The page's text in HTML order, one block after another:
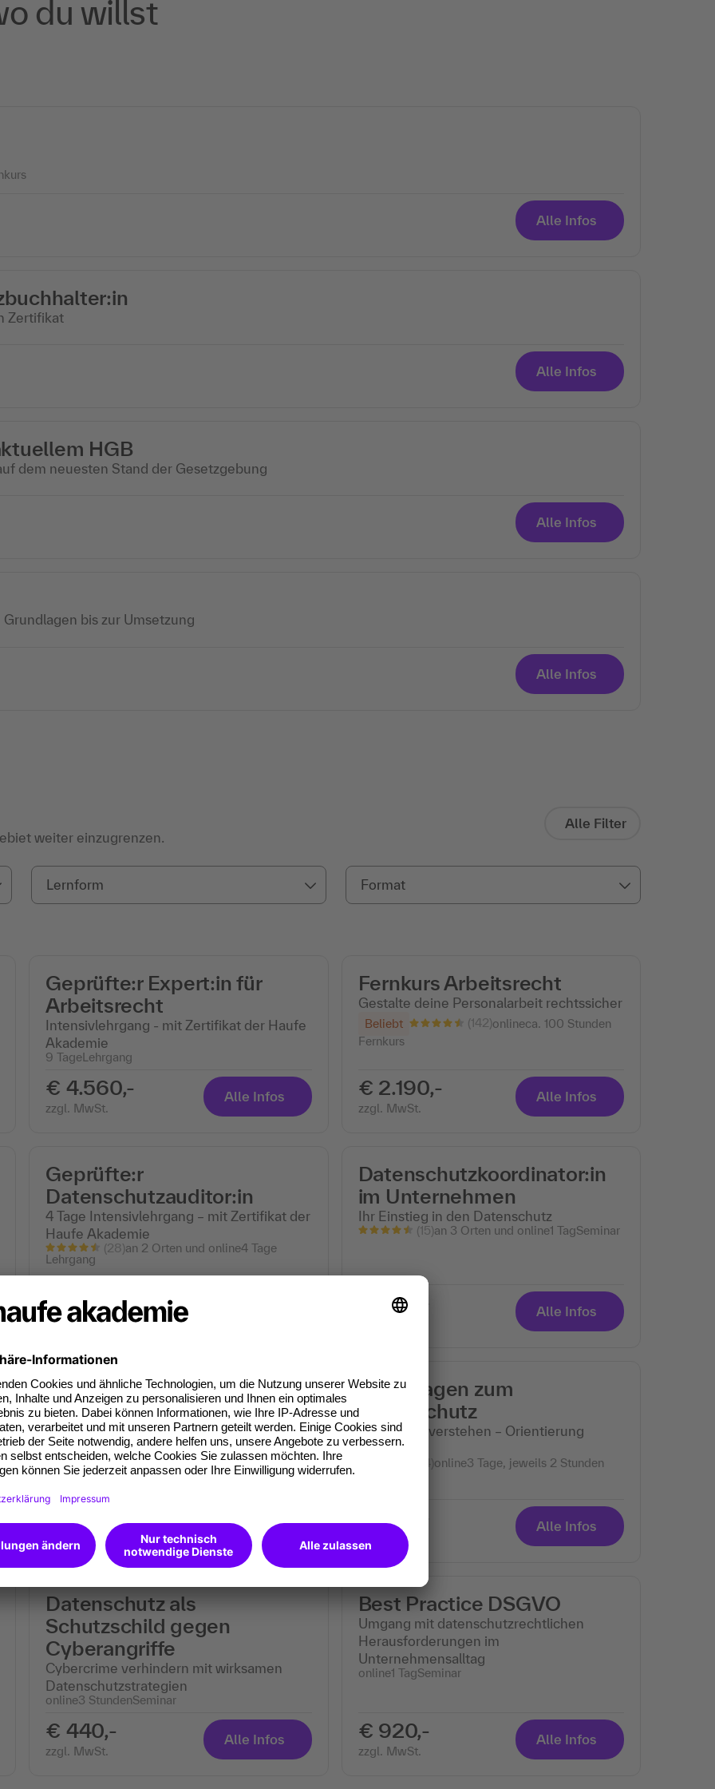
du willst
Alle Infos
Zertifikat
Alle Infos
HGB
dem neuesten Stand der Gesetzgebung
Alle Infos
bis zur Umsetzung
Alle Infos
weiter einzugrenzen.
Alle Filter
Lernform Format
Geprüfte:r Expert:in für
Arbeitsrecht
Intensivlehrgang - mit Zertifikat der Haufe
Akademie
9 TageLehrgang
€ 4.560,-
zzgl. MwSt.
Alle Infos
Fernkurs Arbeitsrecht
Gestalte deine Personalarbeit rechtssicher
Beliebt (142)onlineca. 100 Stunden
Fernkurs
€ 2.190,-
zzgl. MwSt.
Alle Infos
Geprüfte:r
Datenschutzauditor:in
4 Tage Intensivlehrgang – mit Zertifikat der
Haufe Akademie
(28)an 2 Orten und online4 Tage
Lehrgang
€ 2.240,-
zzgl. MwSt.
Datenschutzkoordinator:in
im Unternehmen
Ihr Einstieg in den Datenschutz
(15)an 3 Orten und online1 TagSeminar
€ 920,- Alle Infos
Datenschutz einfach
gemacht – für Behörden
Die wichtigsten Vorschriften, Fallstricke
und Lösungen an einem Tag
Neu (3)in Frankfurt a. M. und online
zzgl. MwSt.
Alle Infos
Grundlagen zum
Datenschutz
Strukturen verstehen – Orientierung
gewinnen
(14)online3 Tage, jeweils 2 Stunden
zzgl. MwSt.
Alle Infos
Datenschutz als
Schutzschild gegen
Cyberangriffe
Cybercrime verhindern mit wirksamen
Datenschutzstrategien
online3 StundenSeminar
€ 440,-
zzgl. MwSt.
Alle Infos
Best Practice DSGVO
Umgang mit datenschutzrechtlichen
Herausforderungen im
Unternehmensalltag
online1 TagSeminar
€ 920,-
zzgl. MwSt.
Alle Infos